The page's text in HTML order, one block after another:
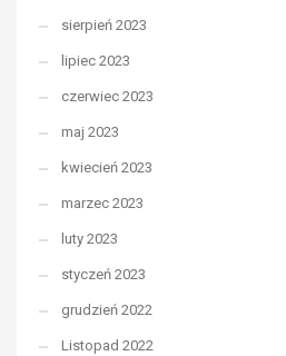
sierpień 2023
lipiec 2023
czerwiec 2023
maj 2023
kwiecień 2023
marzec 2023
luty 2023
styczeń 2023
grudzień 2022
Listopad 2022